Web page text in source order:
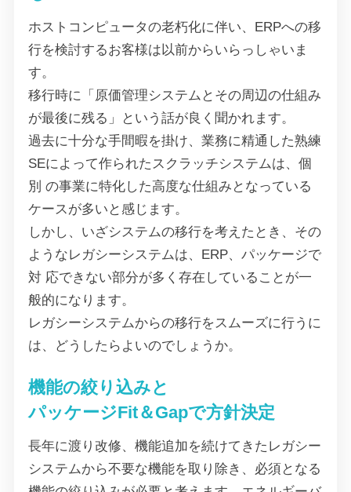
ホストコンピュータの老朽化に伴い、ERPへの移
行を検討するお客様は以前からいらっしゃいま
す。
移行時に「原価管理システムとその周辺の仕組み
が最後に残る」という話が良く聞かれます。
過去に十分な手間暇を掛け、業務に精通した熟練
SEによって作られたスクラッチシステムは、個
別 の事業に特化した高度な仕組みとなっている
ケースが多いと感じます。
しかし、いざシステムの移行を考えたとき、その
ようなレガシーシステムは、ERP、パッケージで
対 応できない部分が多く存在していることが一
般的になります。
レガシーシステムからの移行をスムーズに行うに
は、どうしたらよいのでしょうか。
機能の絞り込みと
パッケージFit＆Gapで方針決定
長年に渡り改修、機能追加を続けてきたレガシー
システムから不要な機能を取り除き、必須となる